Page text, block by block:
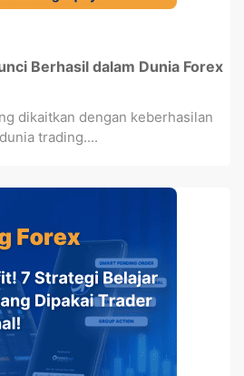
Berhasil dalam Dunia Forex
dikaitkan dengan keberhasilan
trading....